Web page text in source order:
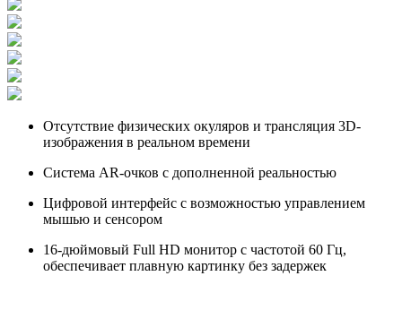
Отсутствие физических окуляров и трансляция 3D-
изображения в реальном времени
Система AR-очков с дополненной реальностью
Цифровой интерфейс с возможностью управлением
мышью и сенсором
16-дюймовый Full HD монитор с частотой 60 Гц,
обеспечивает плавную картинку без задержек